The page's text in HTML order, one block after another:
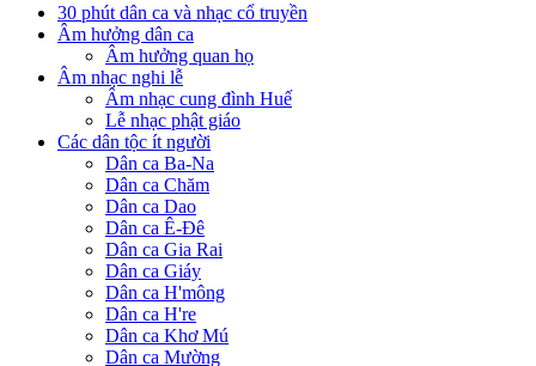
30 phút dân ca và nhạc cổ truyền
Âm hưởng dân ca
Âm hưởng quan họ
Âm nhạc nghi lễ
Âm nhạc cung đình Huế
Lễ nhạc phật giáo
Các dân tộc ít người
Dân ca Ba-Na
Dân ca Chăm
Dân ca Dao
Dân ca Ê-Đê
Dân ca Gia Rai
Dân ca Giáy
Dân ca H'mông
Dân ca H're
Dân ca Khơ Mú
Dân ca Mường